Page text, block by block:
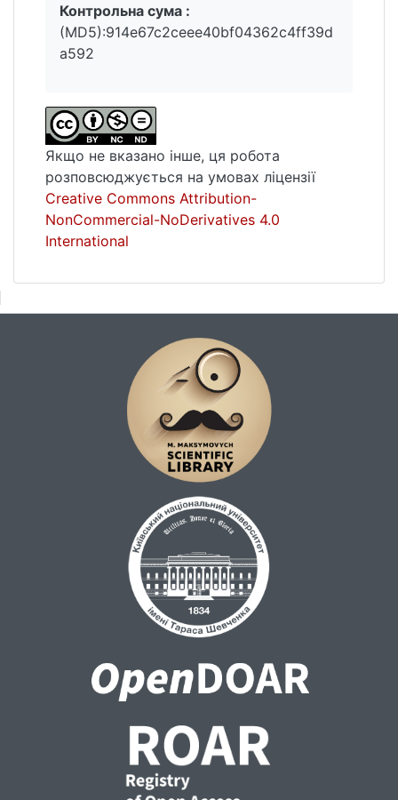
Контрольна сума :
(MD5):914e67c2ceee40bf04362c4ff39d
a592
Якщо не вказано інше, ця робота
розповсюджується на умовах ліцензії
Creative Commons Attribution-
NonCommercial-NoDerivatives 4.0
International